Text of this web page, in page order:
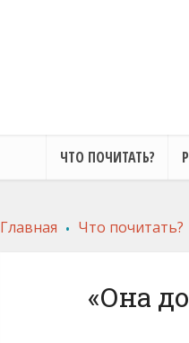
ЧТО ПОЧИТАТЬ?
Главная . Что почитать?
«Она